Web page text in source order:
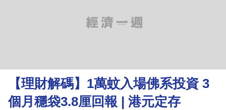
理
財
商
【理財解碼】1萬蚊入場佛系投資 3
個月穩袋3.8厘回報 | 港元定存